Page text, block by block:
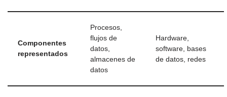
Componentes
representados
Procesos,
flujos de
datos,
almacenes de
datos
Hardware,
software, bases
de datos, redes